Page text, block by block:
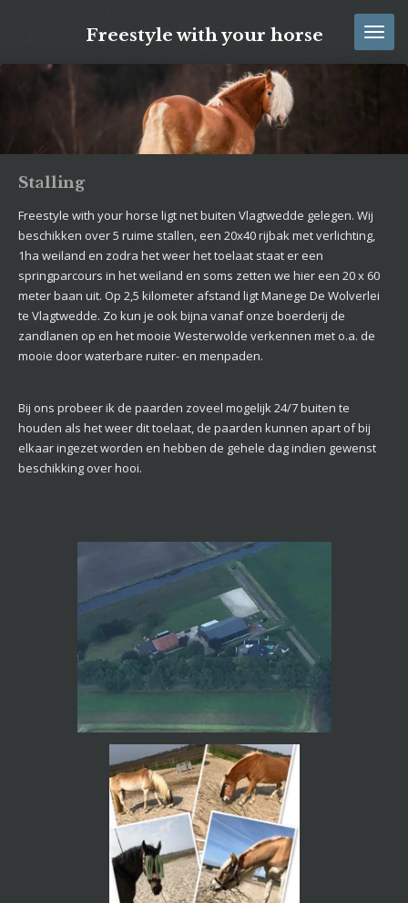
Freestyle with your horse
Stalling
Freestyle with your horse ligt net buiten Vlagtwedde gelegen. Wij
beschikken over 5 ruime stallen, een 20x40 rijbak met verlichting,
1ha weiland en zodra het weer het toelaat staat er een
springparcours in het weiland en soms zetten we hier een 20 x 60
meter baan uit. Op 2,5 kilometer afstand ligt Manege De Wolverlei
te Vlagtwedde. Zo kun je ook bijna vanaf onze boerderij de
zandlanen op en het mooie Westerwolde verkennen met o.a. de
mooie door waterbare ruiter- en menpaden.
Bij ons probeer ik de paarden zoveel mogelijk 24/7 buiten te
houden als het weer dit toelaat, de paarden kunnen apart of bij
elkaar ingezet worden en hebben de gehele dag indien gewenst
beschikking over hooi.